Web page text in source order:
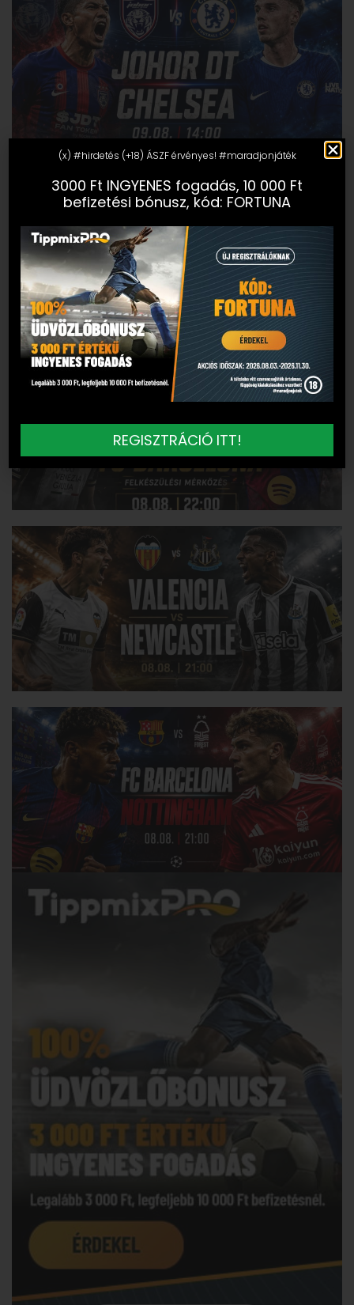
(x) #hirdetés (+18) ÁSZF érvényes! #maradjonjáték
3000 Ft INGYENES fogadás, 10 000 Ft
befizetési bónusz, kód: FORTUNA
REGISZTRÁCIÓ ITT!